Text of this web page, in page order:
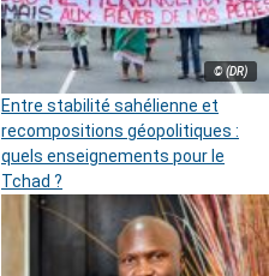
© (DR)
Entre stabilité sahélienne et
recompositions géopolitiques :
quels enseignements pour le
Tchad ?